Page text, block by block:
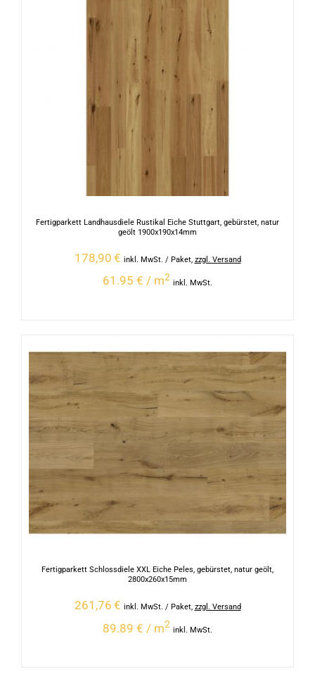
Fertigparkett Landhausdiele Rustikal Eiche Stuttgart, gebürstet, natur
geölt 1900x190x14mm
178,90 € inkl. MwSt. / Paket, zzgl. Versand
61.95 € / m2
inkl. MwSt.
Fertigparkett Schlossdiele XXL Eiche Peles, gebürstet, natur geölt,
2800x260x15mm
261,76 € inkl. MwSt. / Paket, zzgl. Versand
89.89 € / m2
inkl. MwSt.